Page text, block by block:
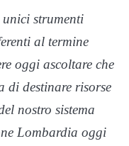
strumenti
al termine
oggi ascoltare che
di destinare risorse
nostro sistema
Lombardia oggi